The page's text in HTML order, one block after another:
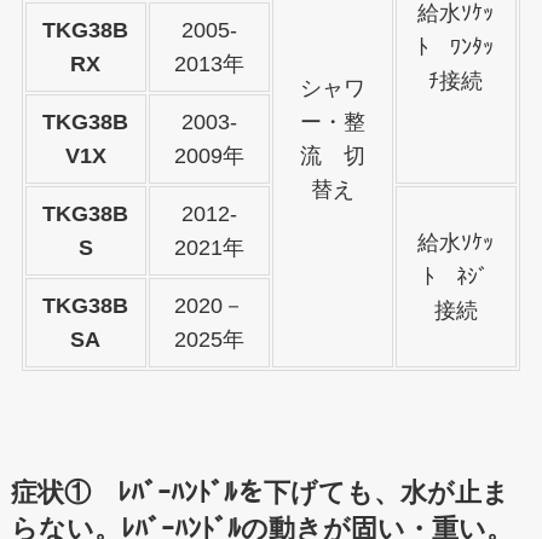
シャワ
ー・整
流 切
替え
給水ｿｹｯ
ﾄ ﾜﾝﾀｯ
ﾁ接続
TKG38B
RX
2005-
2013年
TKG38B
V1X
2003-
2009年
TKG38B
S
2012-
2021年
給水ｿｹｯ
ﾄ ﾈｼﾞ
接続
TKG38B
SA
2020－
2025年
症状① ﾚﾊﾞｰﾊﾝﾄﾞﾙを下げても、水が止ま
らない。ﾚﾊﾞｰﾊﾝﾄﾞﾙの動きが固い・重い。